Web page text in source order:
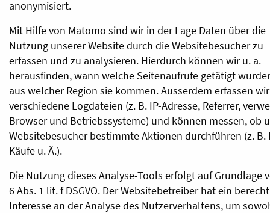
anonymisiert.
Mit Hilfe von Matomo sind wir in der Lage Daten über die
Nutzung unserer Website durch die Websitebesucher zu
erfassen und zu analysieren. Hierdurch können wir u. a.
herausfinden, wann welche Seitenaufrufe getätigt
aus welcher Region sie kommen. Ausserdem erfassen wir
verschiedene Logdateien (z. B. IP-Adresse, Referrer,
Browser und Betriebssysteme) und können messen, ob
Websitebesucher bestimmte Aktionen durchführen (z. B.
Käufe u. Ä.).
Die Nutzung dieses Analyse-Tools erfolgt auf Grundlage
6 Abs. 1 lit. f DSGVO. Der Websitebetreiber hat ein
Interesse an der Analyse des Nutzerverhaltens, um